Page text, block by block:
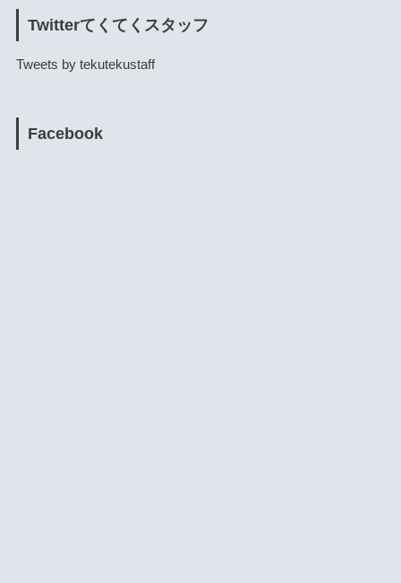
Twitterてくてくスタッフ
Tweets by tekutekustaff
Facebook